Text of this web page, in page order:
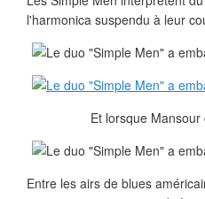
l'harmonica suspendu à leur
Et lorsque
Entre les airs de blues